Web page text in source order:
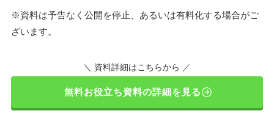
※資料は予告なく公開を停止、あるいは有料化する場合がご
ざいます。
＼ 資料詳細はこちらから ／
無料お役立ち資料の詳細を見る